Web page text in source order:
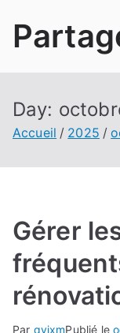
Day:
Accueil 2025
Gérer
Par qvixmPublié le